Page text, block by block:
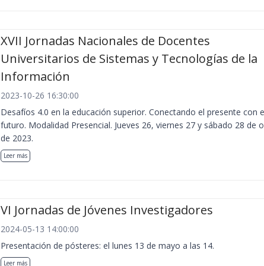
XVII Jornadas Nacionales de Docentes
Universitarios de Sistemas y Tecnologías de la
Información
2023-10-26 16:30:00
Desafíos 4.0 en la educación superior. Conectando el presente con
futuro. Modalidad Presencial. Jueves 26, viernes 27 y sábado 28 de
de 2023.
Leer más
VI Jornadas de Jóvenes Investigadores
2024-05-13 14:00:00
Presentación de pósteres: el lunes 13 de mayo a las 14.
Leer más